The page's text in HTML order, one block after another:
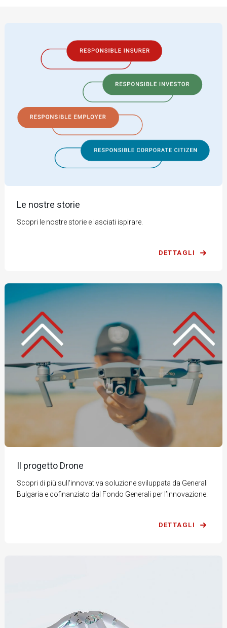
Le nostre storie
Scopri le nostre storie e lasciati ispirare.
DETTAGLI
Il progetto Drone
Scopri di più sull'innovativa soluzione sviluppata da Generali
Bulgaria e cofinanziato dal Fondo Generali per l’Innovazione.
DETTAGLI